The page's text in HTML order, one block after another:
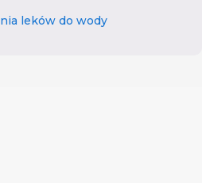
leków do wody